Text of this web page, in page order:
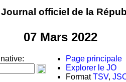
officiel de la
07 Mars 2022
Page principale
Explorer le JO
FormatTSV,